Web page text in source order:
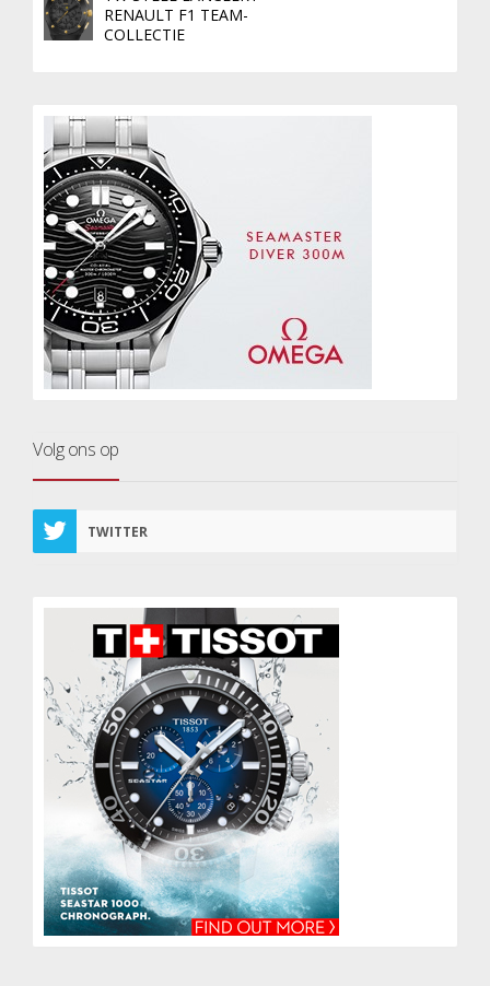
RENAULT F1 TEAM-
COLLECTIE
Volg ons op
TWITTER